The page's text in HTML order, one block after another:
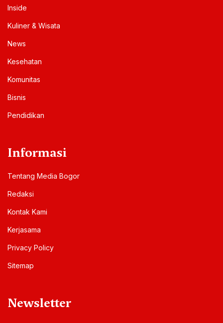
Inside
Kuliner & Wisata
News
Kesehatan
Komunitas
Bisnis
Pendidikan
Informasi
Tentang Media Bogor
Redaksi
Kontak Kami
Kerjasama
Privacy Policy
Sitemap
Newsletter